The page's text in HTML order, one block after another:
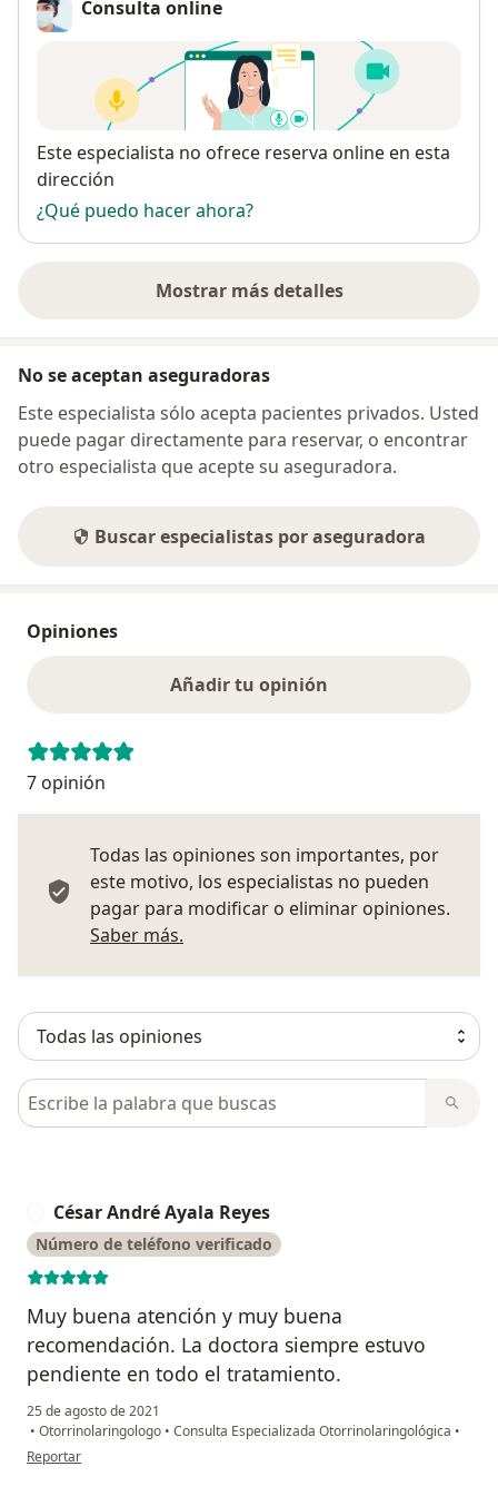
· Ubicación: Km. 3.5 Carretera a Pimentel
· Cargo: Interna de Medicina
· Periodo: enero-diciembre 2015
· Actividades académico – asistenciales
Experiencia laboral
PUESTO DE SALUD LAGUNAS-LAGUNAS MOCUPE |
QUINTIL II | MAYO 2016-MAYO2017
· Jefe del puesto de salud · Encargado de:
▪ Salud del adulto
▪ Salud del adolescente
▪ Enfermedades no transmisibles
HOSPITAL NACIONAL ALMANZOR AGUINAGA ASENJO |
CHICLAYO | JULIO 2017-JUNIO 2020
· Médico residente de otorrinolaringología
hospitalización
SANTIAGO TÁVARA | LIMA |
· ROTACIÓN: Audiología
· Médico residente de otorrinolaringología
· ROTACIÓN: cirugía de cabeza y cuello
· Médico residente de otorrinolaringología
· ROTACIÓN: otorrinolaringología pediátrica
HOSPITAL RUBER INTERNACIONAL | MADRID |
· ROTACIÓN: cirugía plástica|| otorrinolaringología
CLINICA PROVIDA ENERO 2020- ACTUALIDAD
· Médico otorrinolaringologo
otorrinolaringologo
Consulta online
Disponibilidad
Este especialista no ofrece reserva online en esta
dirección
¿Qué puedo hacer ahora?
Mostrar más detalles
sobre la dirección
No se aceptan aseguradoras
Este especialista sólo acepta pacientes privados. Usted
puede pagar directamente para reservar, o encontrar
otro especialista que acepte su aseguradora.
Buscar especialistas por aseguradora
Opiniones
Añadir tu opinión
7 opinión
Todas las opiniones son importantes, por
este motivo, los especialistas no pueden
pagar para modificar o eliminar opiniones.
Saber más.
Busca en opiniones
César André Ayala Reyes
Número de teléfono verificado
Muy buena atención y muy buena
recomendación. La doctora siempre estuvo
pendiente en todo el tratamiento.
25 de agosto de 2021
• Otorrinolaringologo • Consulta Especializada Otorrinolaringológica •
en opinión del usuario César André Ayala Reyes
Reportar